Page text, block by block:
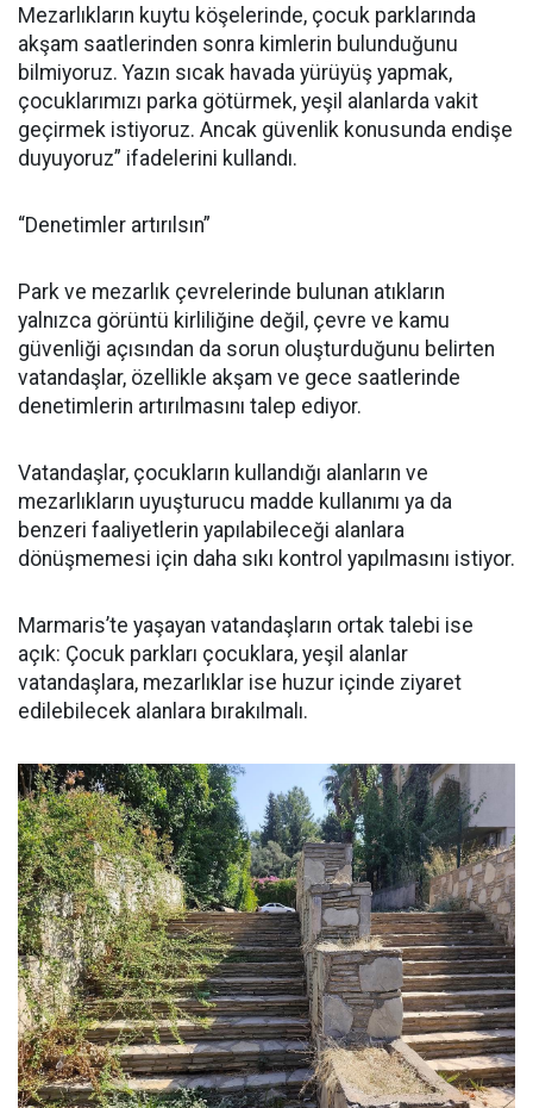
Mezarlıkların kuytu köşelerinde, çocuk parklarında
akşam saatlerinden sonra kimlerin bulunduğunu
bilmiyoruz. Yazın sıcak havada yürüyüş yapmak,
çocuklarımızı parka götürmek, yeşil alanlarda vakit
geçirmek istiyoruz. Ancak güvenlik konusunda endişe
duyuyoruz” ifadelerini kullandı.
“Denetimler artırılsın”
Park ve mezarlık çevrelerinde bulunan atıkların
yalnızca görüntü kirliliğine değil, çevre ve kamu
güvenliği açısından da sorun oluşturduğunu belirten
vatandaşlar, özellikle akşam ve gece saatlerinde
denetimlerin artırılmasını talep ediyor.
Vatandaşlar, çocukların kullandığı alanların ve
mezarlıkların uyuşturucu madde kullanımı ya da
benzeri faaliyetlerin yapılabileceği alanlara
dönüşmemesi için daha sıkı kontrol yapılmasını istiyor.
Marmaris’te yaşayan vatandaşların ortak talebi ise
açık: Çocuk parkları çocuklara, yeşil alanlar
vatandaşlara, mezarlıklar ise huzur içinde ziyaret
edilebilecek alanlara bırakılmalı.